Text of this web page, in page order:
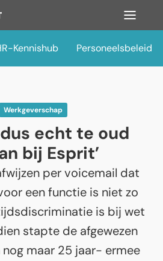
Kennishub Personeelsbeleid
Werkgeverschap
dus echt te oud
bij Esprit’
per voicemail dat
een functie is niet zo
is bij wet
stapte de afgewezen
maar 25 jaar- ermee